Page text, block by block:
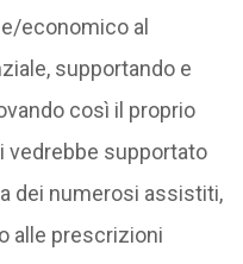
economico al
supportando e
così il proprio
vedrebbe supportato
dei numerosi assistiti,
alle prescrizioni